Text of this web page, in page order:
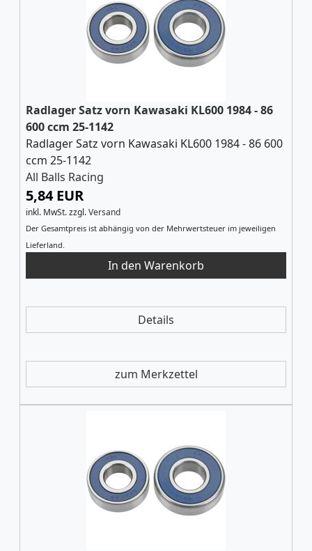
Radlager Satz vorn Kawasaki KL600 1984 - 86
600 ccm 25-1142
Radlager Satz vorn Kawasaki KL600 1984 - 86 600
ccm 25-1142
All Balls Racing
5,84 EUR
inkl. MwSt.zzgl.Versand
Der Gesamtpreis ist abhängig von der Mehrwertsteuer im jeweiligen
Lieferland.
Details
zum Merkzettel